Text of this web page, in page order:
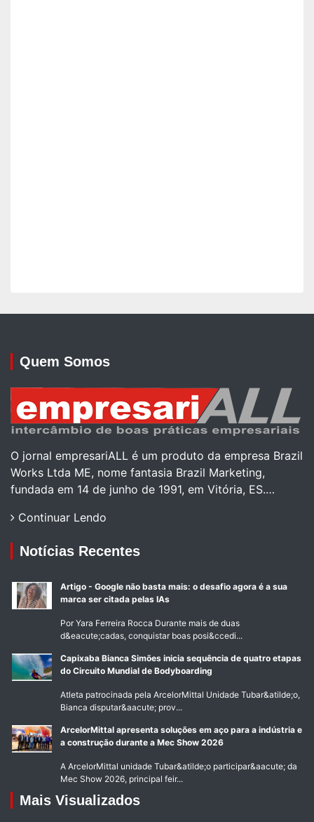
Quem Somos
O jornal empresariALL é um produto da empresa Brazil
Works Ltda ME, nome fantasia Brazil Marketing,
fundada em 14 de junho de 1991, em Vitória, ES.…
Continuar Lendo
Notícias Recentes
Artigo - Google não basta mais: o desafio agora é a sua
marca ser citada pelas IAs
Por Yara Ferreira Rocca Durante mais de duas
d&eacute;cadas, conquistar boas posi&ccedi...
Capixaba Bianca Simões inicia sequência de quatro etapas
do Circuito Mundial de Bodyboarding
Atleta patrocinada pela ArcelorMittal Unidade Tubar&atilde;o,
Bianca disputar&aacute; prov...
ArcelorMittal apresenta soluções em aço para a indústria e
a construção durante a Mec Show 2026
A ArcelorMittal unidade Tubar&atilde;o participar&aacute; da
Mec Show 2026, principal feir...
Mais Visualizados